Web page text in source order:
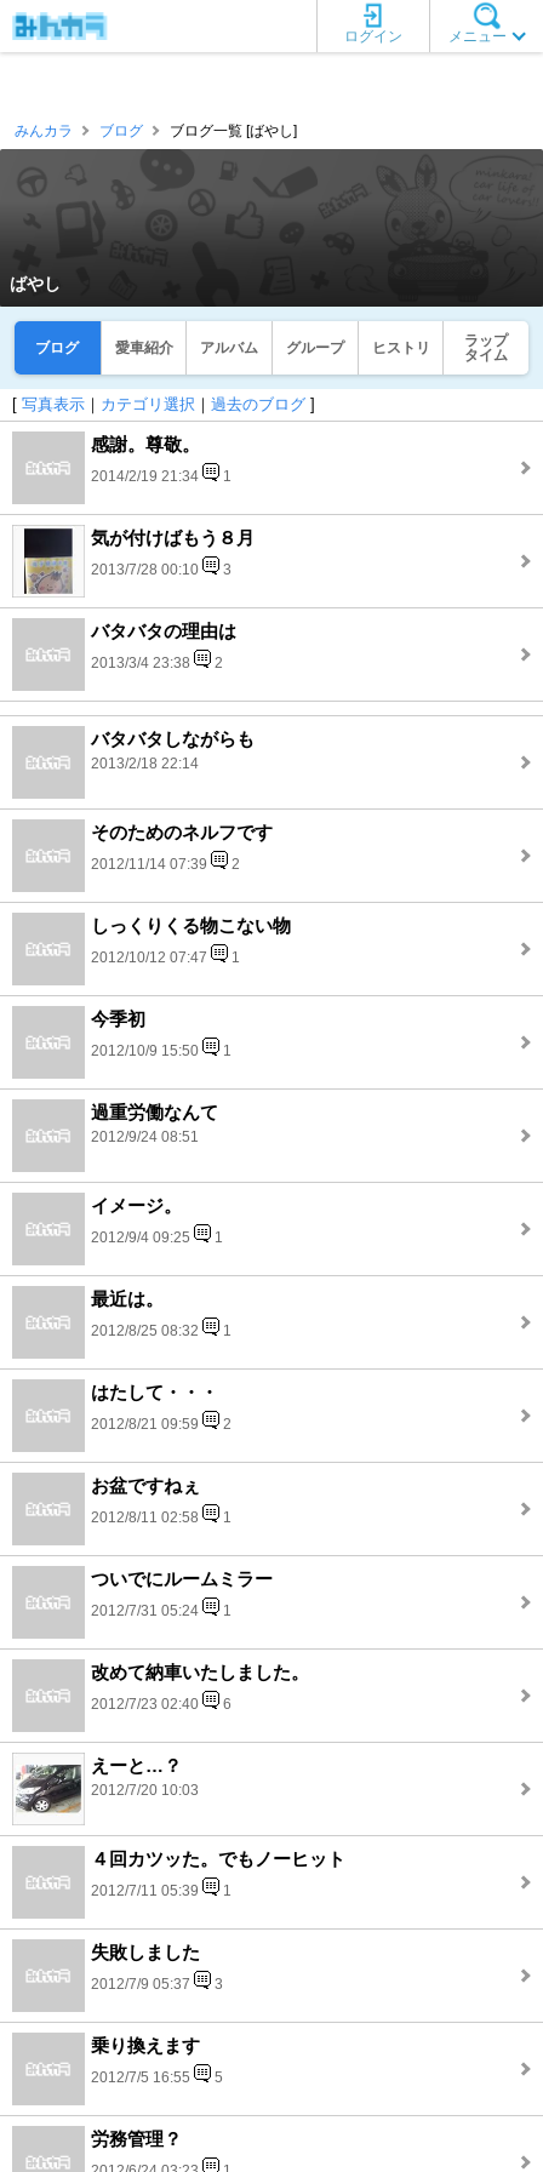
メニュー
ログイン
みんカラ ブログ ブログ一覧 [ばやし]
ばやし
ブログ 愛車紹介 アルバム グループ ヒストリ
ラップ
タイム
[ 写真表示 ｜ カテゴリ選択 ｜ 過去のブログ ]
感謝。尊敬。
2014/2/19 21:34 1
気が付けばもう８月
2013/7/28 00:10 3
バタバタの理由は
2013/3/4 23:38 2
バタバタしながらも
2013/2/18 22:14
そのためのネルフです
2012/11/14 07:39 2
しっくりくる物こない物
2012/10/12 07:47 1
今季初
2012/10/9 15:50 1
過重労働なんて
2012/9/24 08:51
イメージ。
2012/9/4 09:25 1
最近は。
2012/8/25 08:32 1
はたして・・・
2012/8/21 09:59 2
お盆ですねぇ
2012/8/11 02:58 1
ついでにルームミラー
2012/7/31 05:24 1
改めて納車いたしました。
2012/7/23 02:40 6
えーと…？
2012/7/20 10:03
４回カツッた。でもノーヒット
2012/7/11 05:39 1
失敗しました
2012/7/9 05:37 3
乗り換えます
2012/7/5 16:55 5
労務管理？